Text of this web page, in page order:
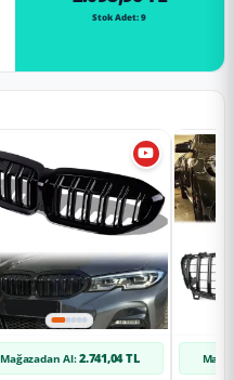
Stok Adet: 9
Mağazadan Al: 2.741,04 TL